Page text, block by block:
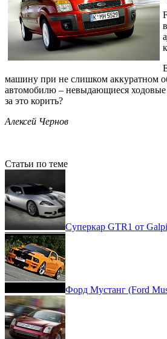
машину при не слишком аккуратном
автомобилю – невыдающиеся ходовые
за это корить?
Алексей Чернов
Статьи по теме
Суперкар GTR1 от
Форд Мустанг (Ford